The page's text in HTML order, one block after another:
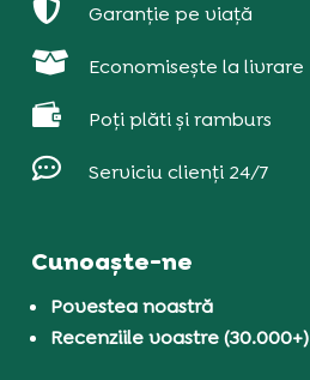
 Garanție pe viață
 Economisește la livrare
 Poți plăti și ramburs
 Serviciu clienți 24/7
Cunoaște-ne
Povestea noastră
Recenziile voastre (30.000+)